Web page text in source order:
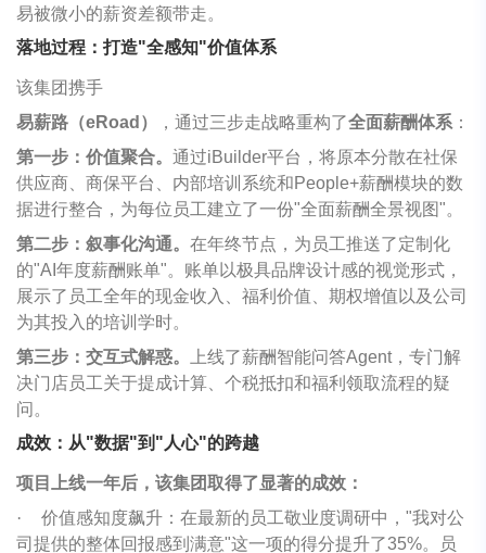
易被微小的薪资差额带走。
落地过程：打造"全感知"价值体系
该集团携手
易薪路（eRoad）
，通过三步走战略重构了全面薪酬体系：
第一步：价值聚合。 通过iBuilder平台，将原本分散在社保
供应商、商保平台、内部培训系统和People+薪酬模块的数
据进行整合，为每位员工建立了一份"全面薪酬全景视图"。
第二步：叙事化沟通。 在年终节点，为员工推送了定制化
的"AI年度薪酬账单"。账单以极具品牌设计感的视觉形式，
展示了员工全年的现金收入、福利价值、期权增值以及公司
为其投入的培训学时。
第三步：交互式解惑。 上线了薪酬智能问答Agent，专门解
决门店员工关于提成计算、个税抵扣和福利领取流程的疑
问。
成效：从"数据"到"人心"的跨越
项目上线一年后，该集团取得了显著的成效：
·
价值感知度飙升：在最新的员工敬业度调研中，"我对公
司提供的整体回报感到满意"这一项的得分提升了35%。员